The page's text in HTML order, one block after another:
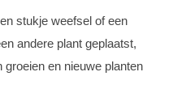
stukje weefsel of een
andere plant geplaatst,
en nieuwe planten